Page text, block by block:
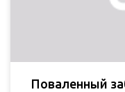
Поваленный